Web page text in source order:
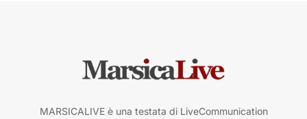
MARSICALIVE è una testata di LiveCommunication